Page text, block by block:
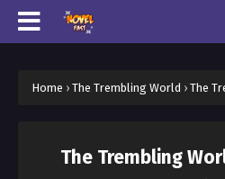
Home › The Trembling World › The
The Trembling